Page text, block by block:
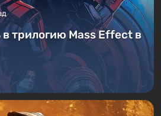
в трилогию Mass Effect в